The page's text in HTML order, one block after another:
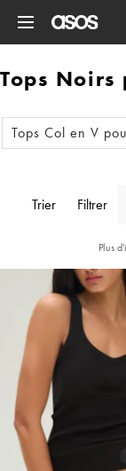
Tops Noirs
Tops Col en V
Trier Filtrer
Plus